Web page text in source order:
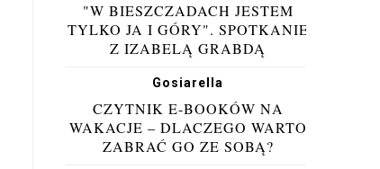
"W BIESZCZADACH JESTEM
TYLKO JA I GÓRY". SPOTKANIE
Z IZABELĄ GRABDĄ
Gosiarella
CZYTNIK E-BOOKÓW NA
WAKACJE – DLACZEGO WARTO
ZABRAĆ GO ZE SOBĄ?